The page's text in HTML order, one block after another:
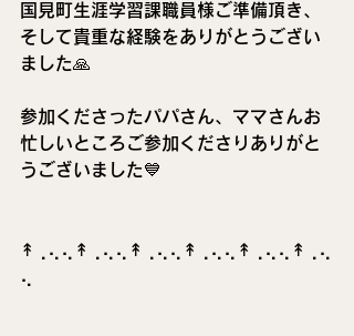
国見町生涯学習課職員様ご準備頂き、
そして貴重な経験をありがとうござい
ました🙏
参加くださったパパさん、ママさんお
忙しいところご参加くださりありがと
うございました💙
⁡↟⢀⢄⢄↟⢀⢄⢄↟⢀⢄⢄↟⢀⢄⢄↟⢀⢄⢄↟⢀⢄
⢄